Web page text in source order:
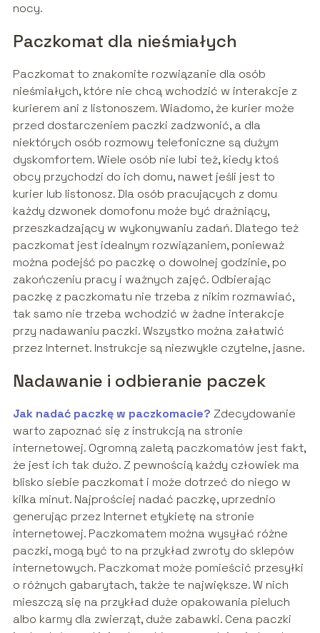
nocy.
Paczkomat dla nieśmiałych
Paczkomat to znakomite rozwiązanie dla osób
nieśmiałych, które nie chcą wchodzić w interakcje z
kurierem ani z listonoszem. Wiadomo, że kurier może
przed dostarczeniem paczki zadzwonić, a dla
niektórych osób rozmowy telefoniczne są dużym
dyskomfortem. Wiele osób nie lubi też, kiedy ktoś
obcy przychodzi do ich domu, nawet jeśli jest to
kurier lub listonosz. Dla osób pracujących z domu
każdy dzwonek domofonu może być drażniący,
przeszkadzający w wykonywaniu zadań. Dlatego też
paczkomat jest idealnym rozwiązaniem, ponieważ
można podejść po paczkę o dowolnej godzinie, po
zakończeniu pracy i ważnych zajęć. Odbierając
paczkę z paczkomatu nie trzeba z nikim rozmawiać,
tak samo nie trzeba wchodzić w żadne interakcje
przy nadawaniu paczki. Wszystko można załatwić
przez Internet. Instrukcje są niezwykle czytelne, jasne.
Nadawanie i odbieranie paczek
Jak nadać paczkę w paczkomacie? Zdecydowanie
warto zapoznać się z instrukcją na stronie
internetowej. Ogromną zaletą paczkomatów jest fakt,
że jest ich tak dużo. Z pewnością każdy człowiek ma
blisko siebie paczkomat i może dotrzeć do niego w
kilka minut. Najprościej nadać paczkę, uprzednio
generując przez Internet etykietę na stronie
internetowej. Paczkomatem można wysyłać różne
paczki, mogą być to na przykład zwroty do sklepów
internetowych. Paczkomat może pomieścić przesyłki
o różnych gabarytach, także te największe. W nich
mieszczą się na przykład duże opakowania pieluch
albo karmy dla zwierząt, duże zabawki. Cena paczki